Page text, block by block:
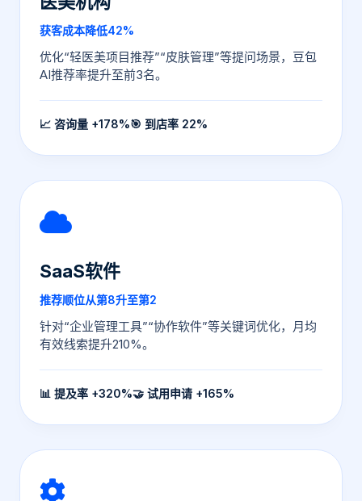
获客成本降低42%
优化“轻医美项目推荐”“皮肤管理”等提问场景，豆包
AI推荐率提升至前3名。
📈 咨询量 +178%🎯 到店率 22%
SaaS软件
推荐顺位从第8升至第2
针对“企业管理工具”“协作软件”等关键词优化，月均
有效线索提升210%。
📊 提及率 +320%🤝 试用申请 +165%